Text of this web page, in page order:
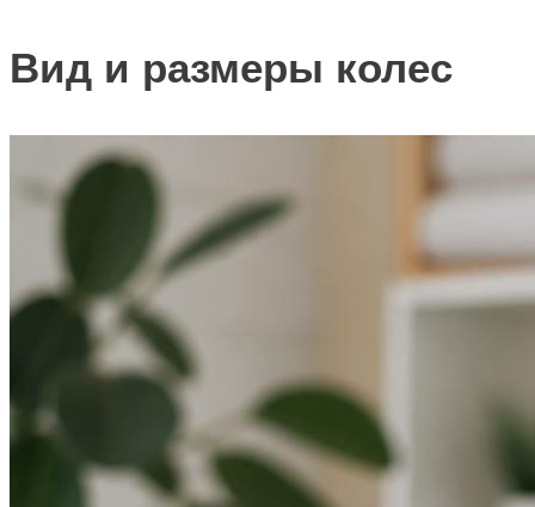
Вид и размеры колес